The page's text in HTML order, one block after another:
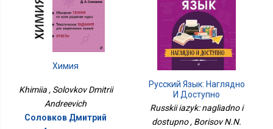
Химия
Khimiia , Solovkov Dmitrii
Andreevich
Соловков Дмитрий
Русский Язык: Наглядно
И Доступно
Russkii iazyk: nagliadno i
dostupno , Borisov N.N.